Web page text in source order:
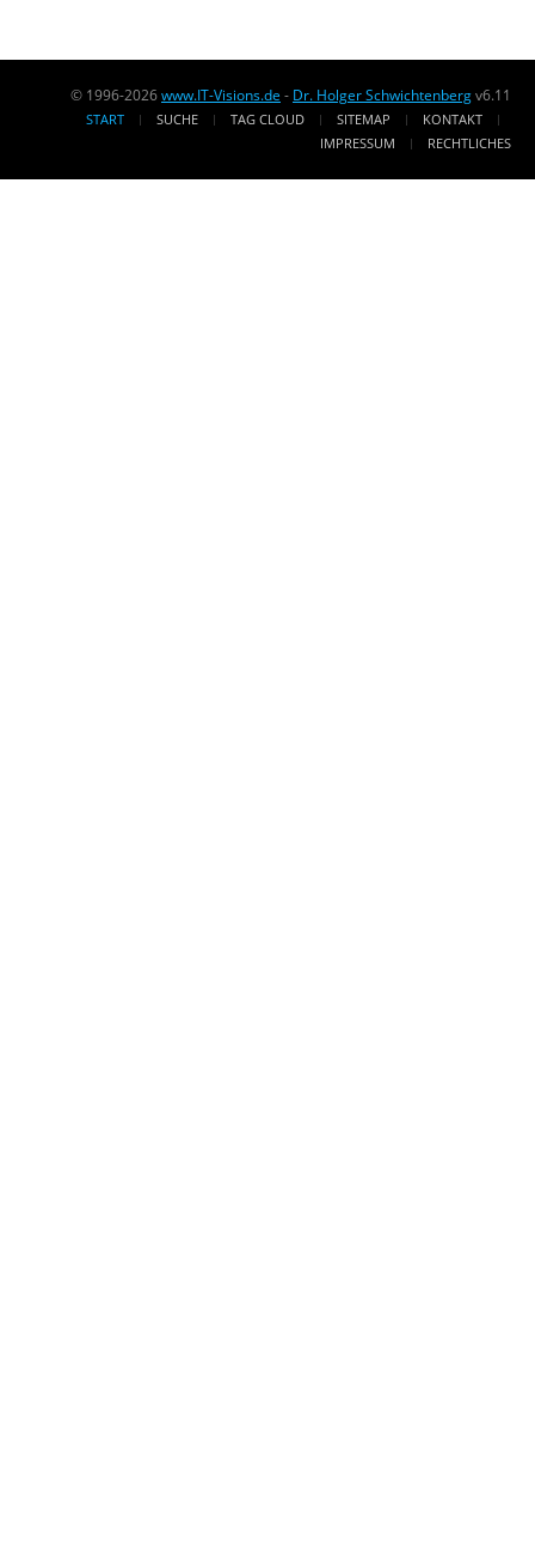
© 1996-2026www.IT-Visions.de - Dr. Holger Schwichtenbergv6.11
START SUCHE TAG CLOUD SITEMAP
KONTAKT
IMPRESSUM
RECHTLICHES